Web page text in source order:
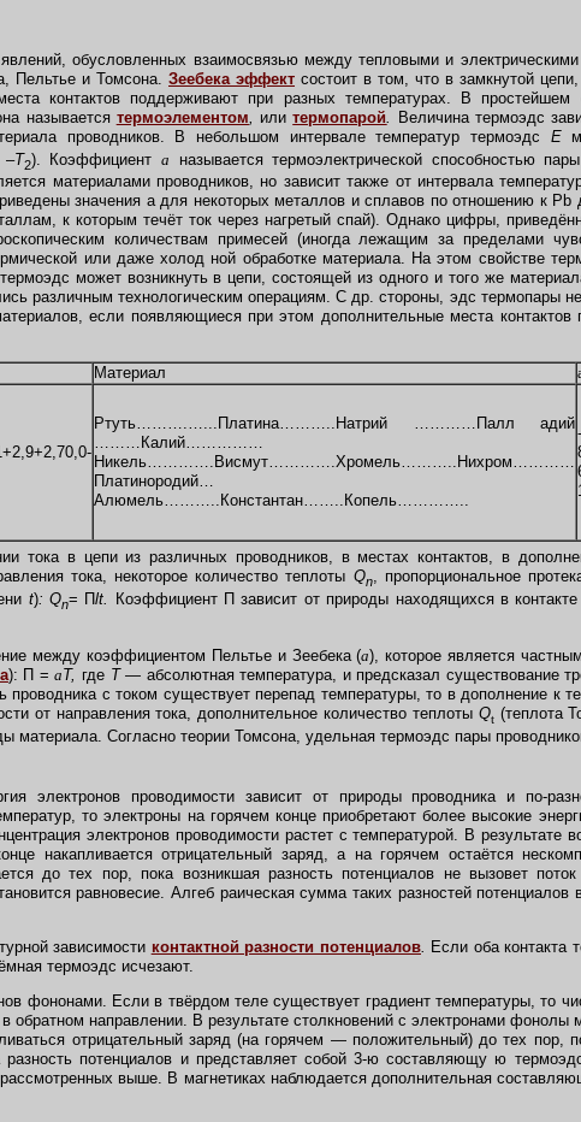
явлений, обусловленных взаимосвязью между тепловыми и
Пельтье и Томсона. Зеебека эффект состоит в том, что в замкнутой
контактов поддерживают при разных температурах. В простейшем
называется термоэлементом, илитермопарой.
Величина термоэдс
проводников. В небольшом интервале температур термоэдс Е
–Т2). Коэффициентa называется термоэлектрической способностью
материалами проводников, но зависит также от интервала
значения а для некоторых металлов и сплавов по отношению к Pb
к которым течёт ток через нагретый спай). Однако цифры,
количествам примесей (иногда лежащим за пределами
или даже холод ной обработке материала. На этом свойстве
может возникнуть в цепи, состоящей из одного и того же
различным технологическим операциям. С др. стороны, эдс термопары
если появляющиеся при этом дополнительные места контактов
Материал
Ртуть……….…...Платина………..Натрий …………Палл адий
………Калий……………
Никель………….Висмут………….Хромель………..Нихром…………
Платинородий…
Алюмель………..Константан……..Копель…………..
тока в цепи из различных проводников, в местах контактов, в
тока, некоторое количество теплоты Qn, пропорциональное
t): Qn= Пlt.
Коэффициент П зависит от природы находящихся в
между коэффициентом Пельтье и Зеебека (a), которое является
): П =aТ, где Т — абсолютная температура, и предсказал существование
с током существует перепад температуры, то в дополнение к
от направления тока, дополнительное количество теплоты Qt(теплота
Согласно теории Томсона, удельная термоэдс пары
электронов проводимости зависит от природы проводника и по-
то электроны на горячем конце приобретают более высокие
электронов проводимости растет с температурой. В результате
накапливается отрицательный заряд, а на горячем остаётся
до тех пор, пока возникшая разность потенциалов не вызовет
равновесие. Алгеб раическая сумма таких разностей потенциалов
зависимости контактной разности потенциалов. Если оба контакта
термоэдс исчезают.
фононами. Если в твёрдом теле существует градиент температуры, то
направлении. В результате столкновений с электронами фонолы
отрицательный заряд (на горячем — положительный) до тех пор,
потенциалов и представляет собой 3-ю составляющу ю
выше. В магнетиках наблюдается дополнительная